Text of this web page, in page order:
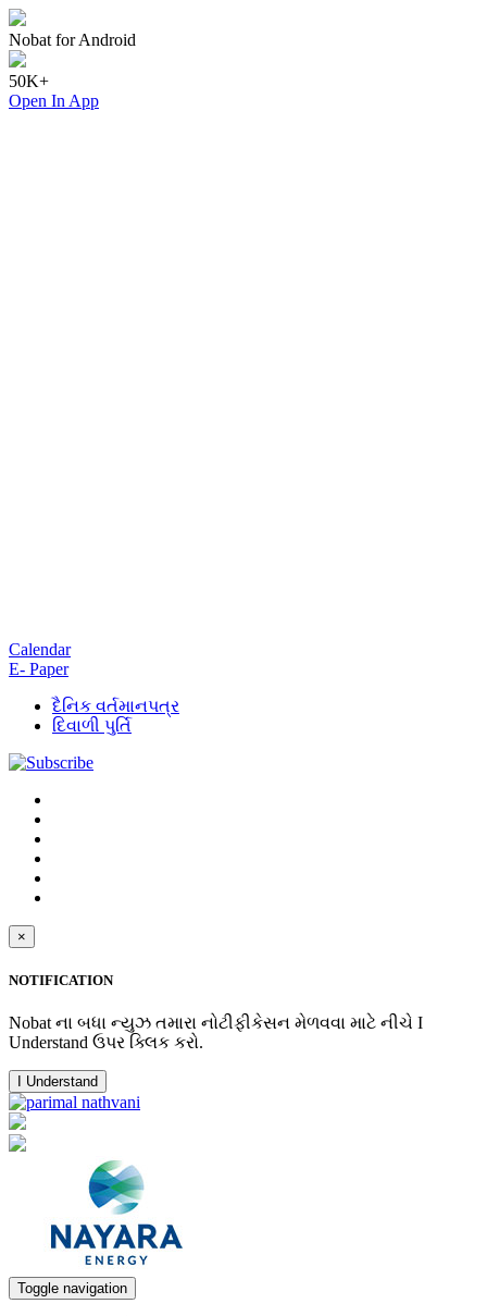
Nobat for Android
50K+
Open In App
Calendar
E- Paper
દૈનિક વર્તમાનપત્ર
દિવાળી પુર્તિ
×
NOTIFICATION
Nobat ના બધા ન્યુઝ તમારા નોટીફીકેસન મેળવવા માટે નીચે I
Understand ઉપર ક્લિક કરો.
I Understand
Toggle navigation